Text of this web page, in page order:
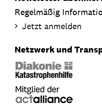
Regelmäßig
Jetzt anmelden
Netzwerk und